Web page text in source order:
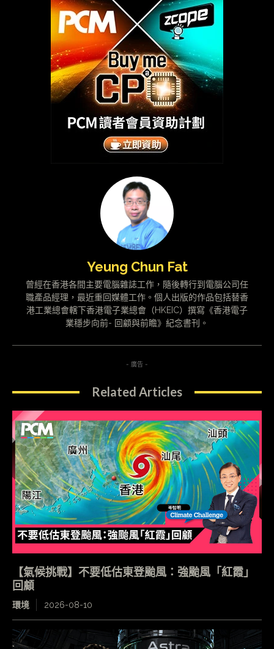
Yeung Chun Fat
曾經在香港各間主要電腦雜誌工作，隨後轉行到電腦公司任
職產品經理，最近重回媒體工作。個人出版的作品包括替香
港工業總會轄下香港電子業總會（HKEIC）撰寫《香港電子
業穩步向前- 回顧與前瞻》紀念書刊。
- 廣告 -
Related Articles
【氣候挑戰】不要低估東登颱風：強颱風「紅霞」
回顧
環境 2026-08-10